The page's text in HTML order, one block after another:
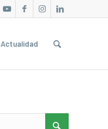
Actualidad